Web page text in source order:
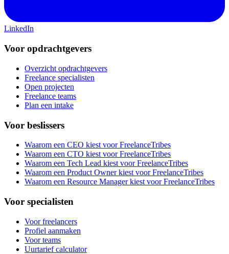
LinkedIn
Voor opdrachtgevers
Overzicht opdrachtgevers
Freelance specialisten
Open projecten
Freelance teams
Plan een intake
Voor beslissers
Waarom een CEO kiest voor FreelanceTribes
Waarom een CTO kiest voor FreelanceTribes
Waarom een Tech Lead kiest voor FreelanceTribes
Waarom een Product Owner kiest voor FreelanceTribes
Waarom een Resource Manager kiest voor FreelanceTribes
Voor specialisten
Voor freelancers
Profiel aanmaken
Voor teams
Uurtarief calculator